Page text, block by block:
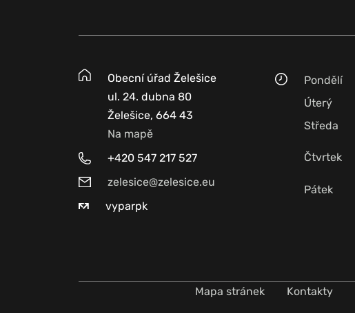
Obecní úřad Želešice
ul. 24. dubna 80
Želešice, 664 43
Na mapě
+420 547 217 527
zelesice@zelesice.eu
vyparpk
Pondělí
Úterý
Středa
Čtvrtek
Pátek
Mapa stránek Kontakty